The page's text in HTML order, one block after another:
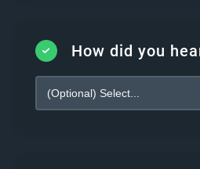
Ohjeet
HUOLELLA)
How did you